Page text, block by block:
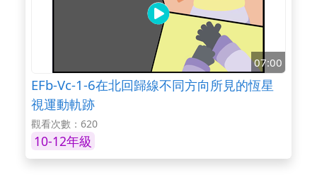
07:00
EFb-Vc-1-6在北回歸線不同方向所見的恆星
視運動軌跡
觀看次數：620
10-12年級